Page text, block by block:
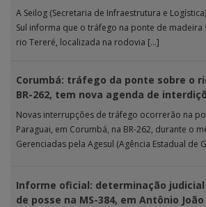
A Seilog (Secretaria de Infraestrutura e
Sul informa que o tráfego na ponte de madeira
rio Tereré, localizada na rodovia […]
Corumbá: tráfego da ponte sobre o
BR-262, tem nova agenda de
Novas interrupções de tráfego ocorrerão na
Paraguai, em Corumbá, na BR-262, durante o
Gerenciadas pela Agesul (Agência Estadual de
Informe oficial: determinação
de posse na MS-384, em Antônio João